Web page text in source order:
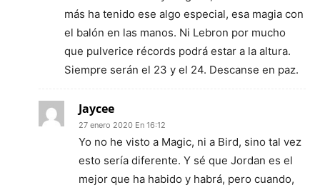
más ha tenido ese algo especial, esa magia con
el balón en las manos. Ni Lebron por mucho
que pulverice récords podrá estar a la altura.
Siempre serán el 23 y el 24. Descanse en paz.
Jaycee
27 enero 2020 En 16:12
Yo no he visto a Magic, ni a Bird, sino tal vez
esto sería diferente. Y sé que Jordan es el
mejor que ha habido y habrá, pero cuando,